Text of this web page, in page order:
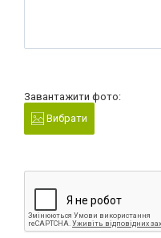
Завантажити фото:
Вибрати